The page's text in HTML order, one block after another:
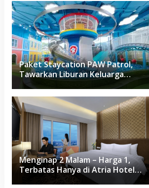
Paket Staycation PAW Patrol,
Tawarkan Liburan Keluarga
Menyenangkan Hanya di Herloom
Hotel BSD
Menginap 2 Malam – Harga 1,
Terbatas Hanya di Atria Hotel